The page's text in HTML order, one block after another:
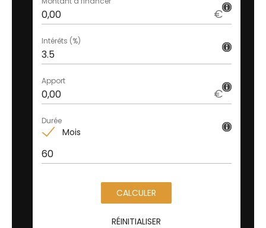
€
Intérêts (%)
€
Apport
Mois
Durée
CALCULER
RÉINITIALISER